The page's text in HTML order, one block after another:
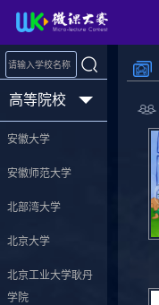
高等院校
安徽大学
安徽师范大学
北部湾大学
北京大学
北京工业大学耿丹
学院